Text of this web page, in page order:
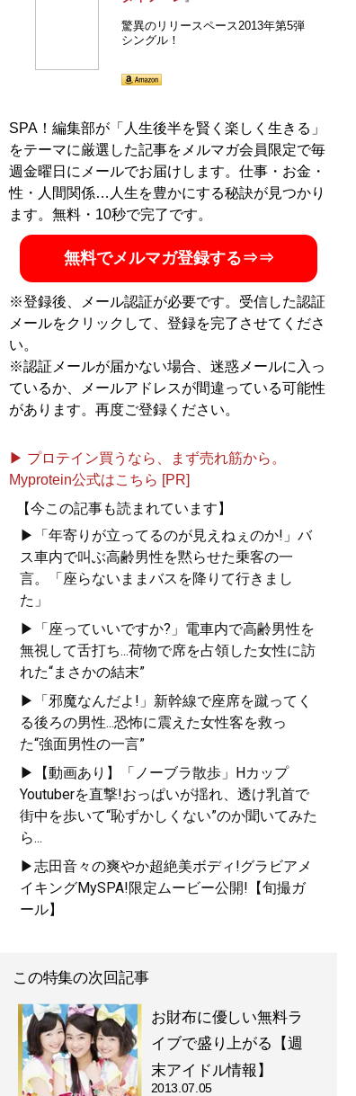
驚異のリリースペース2013年第5弾
シングル！
SPA！編集部が「人生後半を賢く楽しく生きる」
をテーマに厳選した記事をメルマガ会員限定で毎
週金曜日にメールでお届けします。仕事・お金・
性・人間関係…人生を豊かにする秘訣が見つかり
ます。無料・10秒で完了です。
無料でメルマガ登録する⇒⇒
※登録後、メール認証が必要です。受信した認証
メールをクリックして、登録を完了させてくださ
い。
※認証メールが届かない場合、迷惑メールに入っ
ているか、メールアドレスが間違っている可能性
があります。再度ご登録ください。
▶ プロテイン買うなら、まず売れ筋から。
Myprotein公式はこちら [PR]
【今この記事も読まれています】
▶「年寄りが立ってるのが見えねぇのか!」バ
ス車内で叫ぶ高齢男性を黙らせた乗客の一
言。「座らないままバスを降りて行きまし
た」
▶「座っていいですか?」電車内で高齢男性を
無視して舌打ち...荷物で席を占領した女性に訪
れた“まさかの結末”
▶「邪魔なんだよ!」新幹線で座席を蹴ってく
る後ろの男性...恐怖に震えた女性客を救っ
た“強面男性の一言”
▶【動画あり】「ノーブラ散歩」Hカップ
Youtuberを直撃!おっぱいが揺れ、透け乳首で
街中を歩いて“恥ずかしくない”のか聞いてみた
ら...
▶志田音々の爽やか超絶美ボディ!グラビアメ
イキングMySPA!限定ムービー公開!【旬撮ガ
ール】
この特集の次回記事
お財布に優しい無料ラ
イブで盛り上がる【週
末アイドル情報】
2013.07.05